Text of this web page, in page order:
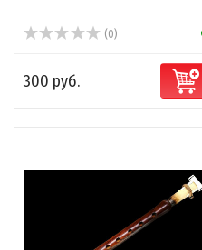
(0)
300 руб.